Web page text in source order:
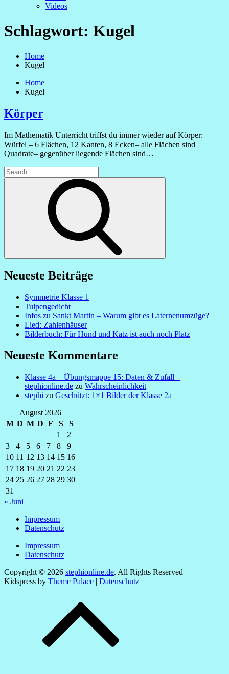
Videos
Schlagwort: Kugel
Home
Kugel
Home
Kugel
Körper
Im Mathematik Unterricht triffst du immer wieder auf Körper:
Würfel – 6 Flächen, 12 Kanten, 8 Ecken– alle Flächen sind
Quadrate– gegenüber liegende Flächen sind…
Search
for:
Neueste Beiträge
Symmetrie Klasse 1
Tulpengedicht
Infos zu Sankt Martin – Warum gibt es Laternenumzüge?
Lied: Zahlenhäuser
Bilderbuch: Für Hund und Katz ist auch noch Platz
Neueste Kommentare
Klasse 4a – Übungsmappe 15: Daten & Zufall –
stephionline.de zu Wahrscheinlichkeit
stephi zu Geschützt: 1×1 Bilder der Klasse 2a
August 2026
M D M D F S
S
1
2
3
4 5 6 7 8
9
10 11 12 13 14 15 16
17 18 19 20 21 22 23
24 25 26 27 28 29 30
31
« Juni
Impressum
Datenschutz
Impressum
Datenschutz
Copyright © 2026 stephionline.de. All Rights Reserved |
Kidspress by Theme Palace | Datenschutz